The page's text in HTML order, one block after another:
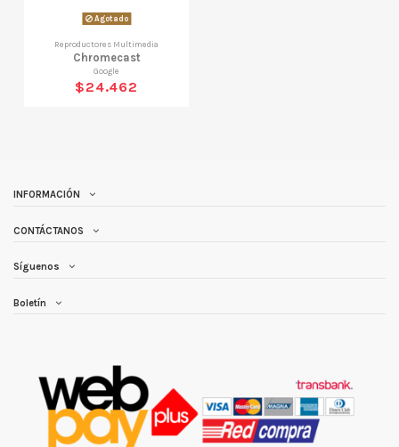
Agotado
Reproductores Multimedia
Chromecast
Google
$24.462
INFORMACIÓN
CONTÁCTANOS
Síguenos
Boletín